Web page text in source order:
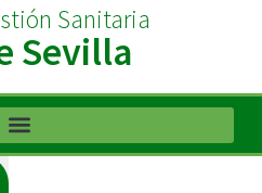
Sanitaria
Sevilla